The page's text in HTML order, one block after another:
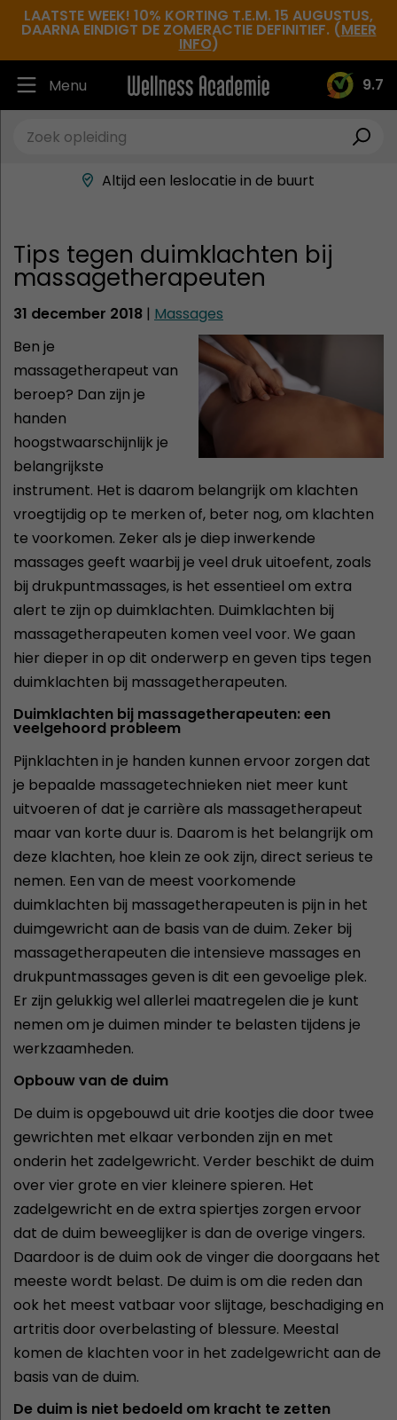
LAATSTE WEEK! 10% KORTING T.E.M. 15 AUGUSTUS,
DAARNA EINDIGT DE ZOMERACTIE DEFINITIEF. (MEER
INFO)
9.7
Menu
Ruim 30.000 tevreden studenten
Beste docenten in de branche
Altijd een leslocatie in de buurt
Tips tegen duimklachten bij
massagetherapeuten
31 december 2018 | Massages
Ben je
massagetherapeut van
beroep? Dan zijn je
handen
hoogstwaarschijnlijk je
belangrijkste
instrument. Het is daarom belangrijk om klachten
vroegtijdig op te merken of, beter nog, om klachten
te voorkomen. Zeker als je diep inwerkende
massages geeft waarbij je veel druk uitoefent, zoals
bij drukpuntmassages, is het essentieel om extra
alert te zijn op duimklachten. Duimklachten bij
massagetherapeuten komen veel voor. We gaan
hier dieper in op dit onderwerp en geven tips tegen
duimklachten bij massagetherapeuten.
Duimklachten bij massagetherapeuten: een
veelgehoord probleem
Pijnklachten in je handen kunnen ervoor zorgen dat
je bepaalde massagetechnieken niet meer kunt
uitvoeren of dat je carrière als massagetherapeut
maar van korte duur is. Daarom is het belangrijk om
deze klachten, hoe klein ze ook zijn, direct serieus te
nemen. Een van de meest voorkomende
duimklachten bij massagetherapeuten is pijn in het
duimgewricht aan de basis van de duim. Zeker bij
massagetherapeuten die intensieve massages en
drukpuntmassages geven is dit een gevoelige plek.
Er zijn gelukkig wel allerlei maatregelen die je kunt
nemen om je duimen minder te belasten tijdens je
werkzaamheden.
Opbouw van de duim
De duim is opgebouwd uit drie kootjes die door twee
gewrichten met elkaar verbonden zijn en met
onderin het zadelgewricht. Verder beschikt de duim
over vier grote en vier kleinere spieren. Het
zadelgewricht en de extra spiertjes zorgen ervoor
dat de duim beweeglijker is dan de overige vingers.
Daardoor is de duim ook de vinger die doorgaans het
meeste wordt belast. De duim is om die reden dan
ook het meest vatbaar voor slijtage, beschadiging en
artritis door overbelasting of blessure. Meestal
komen de klachten voor in het zadelgewricht aan de
basis van de duim.
De duim is niet bedoeld om kracht te zetten